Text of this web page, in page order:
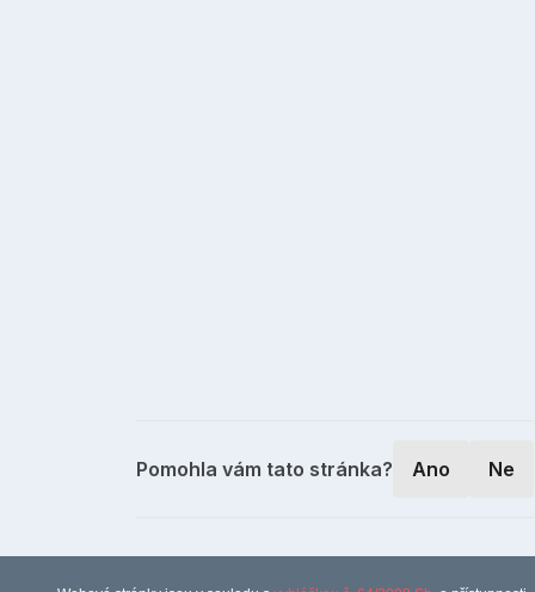
Pomohla vám tato stránka? Ano Ne